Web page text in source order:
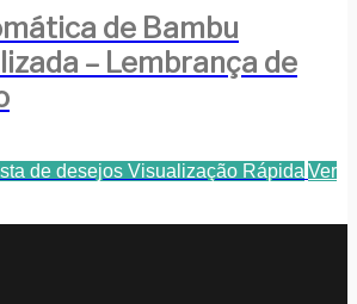
de Bambu
– Lembrança de
de desejos Visualização RápidaVer